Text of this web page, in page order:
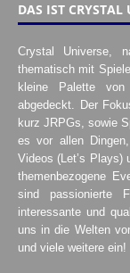
DAS IST CRYSTAL
Crystal Universe,
thematisch mit
kleine Palette von
abgedeckt. Der
kurz JRPGs, sowie
es vor allen
Videos (Let’s Plays)
themenbezogene
sind passionierte
interessante und
uns in die Welten
und viele weitere ein!